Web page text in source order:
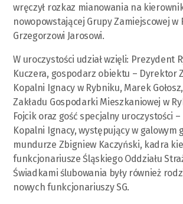
wręczył rozkaz mianowania na
nowopowstającej Grupy Zamiejscowej w
Grzegorzowi Jarosowi.
W uroczystości udział wzięli: Prezydent
Kuczera, gospodarz obiektu – Dyrektor
Kopalni Ignacy w Rybniku, Marek
Zakładu Gospodarki Mieszkaniowej w
Fojcik oraz gość specjalny uroczystości
Kopalni Ignacy, występujący w galowym
mundurze Zbigniew Kaczyński, kadra
funkcjonariusze Śląskiego Oddziału
Świadkami ślubowania były również
nowych funkcjonariuszy SG.